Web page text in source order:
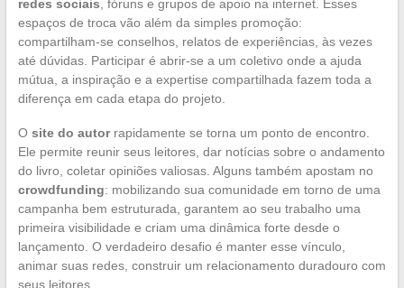
redes sociais , fóruns e grupos de apoio na internet. Esses
espaços de troca vão além da simples promoção:
compartilham-se conselhos, relatos de experiências, às vezes
até dúvidas. Participar é abrir-se a um coletivo onde a ajuda
mútua, a inspiração e a expertise compartilhada fazem toda a
diferença em cada etapa do projeto.
O site do autorrapidamente se torna um ponto de encontro.
Ele permite reunir seus leitores, dar notícias sobre o andamento
do livro, coletar opiniões valiosas. Alguns também apostam no
crowdfunding: mobilizando sua comunidade em torno de uma
campanha bem estruturada, garantem ao seu trabalho uma
primeira visibilidade e criam uma dinâmica forte desde o
lançamento. O verdadeiro desafio é manter esse vínculo,
animar suas redes, construir um relacionamento duradouro com
seus leitores.